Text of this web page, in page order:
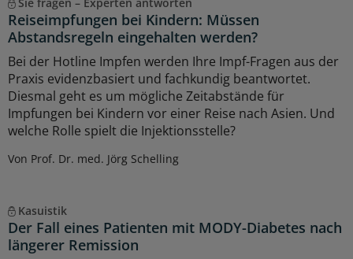
Reiseimpfungen bei Kindern: Müssen
Abstandsregeln eingehalten werden?
Bei der Hotline Impfen werden Ihre Impf-Fragen aus der
Praxis evidenzbasiert und fachkundig beantwortet.
Diesmal geht es um mögliche Zeitabstände für
Impfungen bei Kindern vor einer Reise nach Asien. Und
welche Rolle spielt die Injektionsstelle?
Von Prof. Dr. med. Jörg Schelling
Kasuistik
Der Fall eines Patienten mit MODY-Diabetes nach
längerer Remission